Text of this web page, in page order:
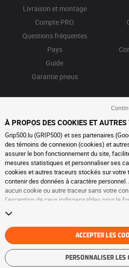
Livraison et montage
Compte PRO
Questions fréquentes
Pays
Guide
Garantie pneus
À PROPOS DES COOKIES ET
Grip500.lu (GRIP500) et ses partenaires
des témoins de connexion (cookies) et
assurer le bon fonctionnement du site,
mesures statistiques et personnaliser ses
cookies et autres traceurs stockés sur
contenir des données à caractère
aucun cookie ou autre traceur sans votre
l’exception de ceux indispensables pour le
consentement à tout moment en vous
traceurs. Vous pouvez choisir de continuer
dépôt de cookies ou autres traceurs. Le
aux services GRIP500. Pour plus
consulter
la page cookies et autres traceurs
ACCEPTER LES
PERSONNALISER LES